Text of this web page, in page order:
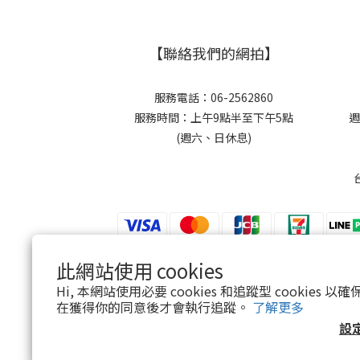
此網站使用 cookies
Hi, 本網站使用必要 cookies 和追蹤型 cookies 以確
在獲得你的同意後才會執行追蹤。 了解更多
設
【聯絡我們的網拍】
服務電話：06-2562860
服務時間：上午9點半至下午5點
(週六、日休息)
$TWD 繁體中文